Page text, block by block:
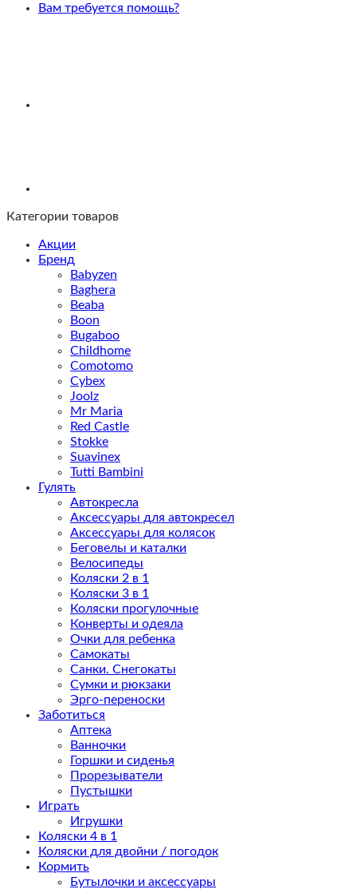
Вам требуется помощь?
Категории товаров
Акции
Бренд
Babyzen
Baghera
Beaba
Boon
Bugaboo
Childhome
Comotomo
Cybex
Joolz
Mr Maria
Red Castle
Stokke
Suavinex
Tutti Bambini
Гулять
Автокресла
Аксессуары для автокресел
Аксессуары для колясок
Беговелы и каталки
Велосипеды
Коляски 2 в 1
Коляски 3 в 1
Коляски прогулочные
Конверты и одеяла
Очки для ребенка
Самокаты
Санки. Снегокаты
Сумки и рюкзаки
Эрго-переноски
Заботиться
Аптека
Ванночки
Горшки и сиденья
Прорезыватели
Пустышки
Играть
Игрушки
Коляски 4 в 1
Коляски для двойни / погодок
Кормить
Бутылочки и аксессуары